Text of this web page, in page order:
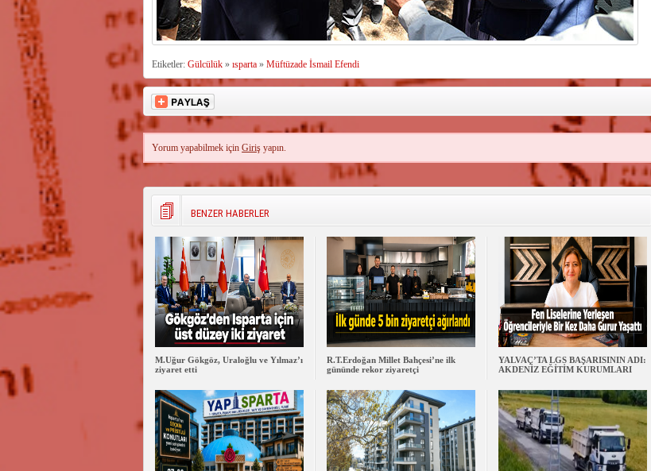
Etiketler: Gülcülük» ısparta» Müftüzade İsmail Efendi
Yorum yapabilmek içinGiriş yapın.
BENZER HABERLER
M.Uğur Gökgöz, Uraloğlu ve Yılmaz’ı
ziyaret etti
R.T.Erdoğan Millet Bahçesi’ne ilk
gününde rekor ziyaretçi
YALVAÇ’TA LGS BAŞARISININ ADI:
AKDENİZ EĞİTİM KURUMLARI